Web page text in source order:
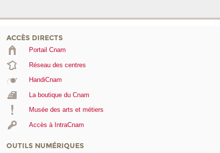
ACCÈS DIRECTS
Portail Cnam
Réseau des centres
HandiCnam
La boutique du Cnam
Musée des arts et métiers
Accès à IntraCnam
OUTILS NUMÉRIQUES